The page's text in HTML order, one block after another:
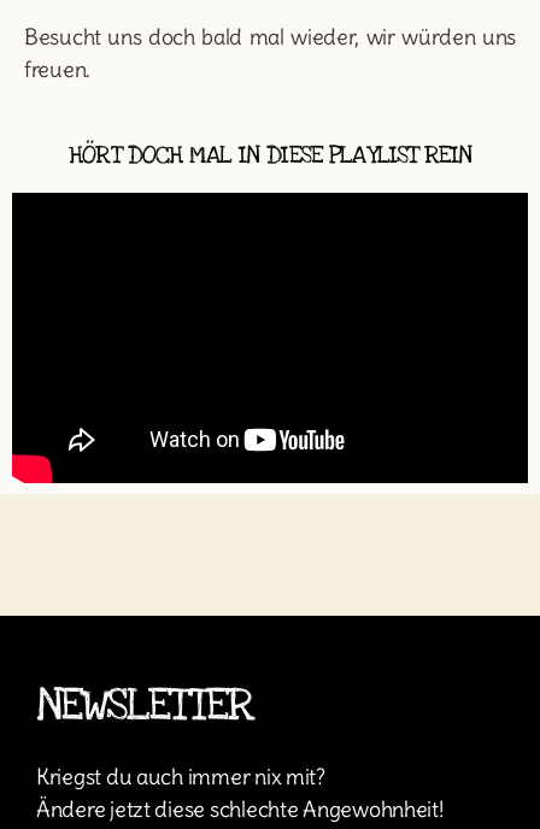
Besucht uns doch bald mal wieder, wir würden uns
freuen.
HÖRT DOCH MAL IN DIESE PLAYLIST REIN
NEWSLETTER
Kriegst du auch immer nix mit?
Ändere jetzt diese schlechte Angewohnheit!